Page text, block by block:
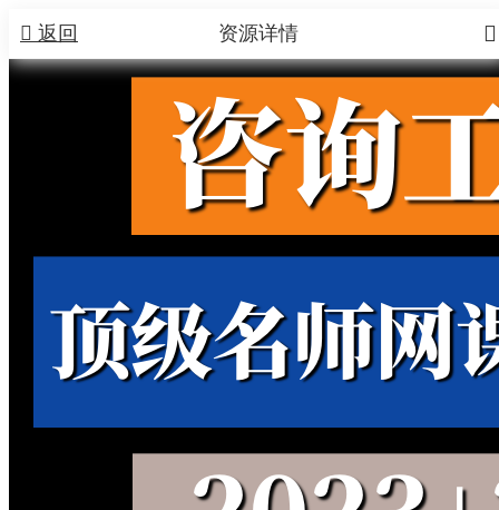
 返回 
资源详情